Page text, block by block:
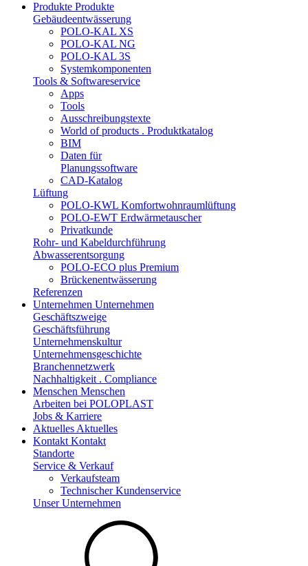
Produkte Produkte
Gebäudeentwässerung
POLO-KAL XS
POLO-KAL NG
POLO-KAL 3S
Systemkomponenten
Tools & Softwareservice
Apps
Tools
Ausschreibungstexte
World of products . Produktkatalog
BIM
Daten für
Planungssoftware
CAD-Katalog
Lüftung
POLO-KWL Komfortwohnraumlüftung
POLO-EWT Erdwärmetauscher
Privatkunde
Rohr- und Kabeldurchführung
Abwasserentsorgung
POLO-ECO plus Premium
Brückenentwässerung
Referenzen
Unternehmen Unternehmen
Geschäftszweige
Geschäftsführung
Unternehmenskultur
Unternehmensgeschichte
Branchennetzwerk
Nachhaltigkeit . Compliance
Menschen Menschen
Arbeiten bei POLOPLAST
Jobs & Karriere
Aktuelles Aktuelles
Kontakt Kontakt
Standorte
Service & Verkauf
Verkaufsteam
Technischer Kundenservice
Unser Unternehmen